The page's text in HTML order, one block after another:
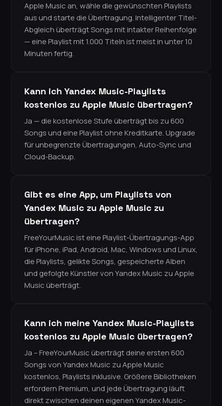
Apple Music an, wähle die gewünschten Playlists
aus und starte die Übertragung. Intelligenter Titel-
Abgleich überträgt Songs mit intakter Reihenfolge
— eine Playlist mit 1.000 Titeln ist meist in unter 10
Minuten fertig.
Kann ich Yandex Music-Playlists
kostenlos zu Apple Music übertragen?
Ja — die kostenlose Stufe überträgt bis zu 600
Songs und eine Playlist ohne Kreditkarte. Upgrade
für unbegrenzte Übertragungen, Auto-Sync und
Cloud-Backup.
Gibt es eine App, um Playlists von
Yandex Music zu Apple Music zu
übertragen?
FreeYourMusic ist eine Playlist-Übertragungs-App
für iPhone, iPad, Android, Mac, Windows und Linux,
die Playlists, gelikte Songs, gespeicherte Alben
und gefolgte Künstler von Yandex Music zu Apple
Music überträgt.
Kann ich meine Yandex Music-Playlists
kostenlos zu Apple Music übertragen?
Ja – FreeYourMusic überträgt deine ersten 600
Songs von Yandex Music zu Apple Music
kostenlos, Playlists inklusive. Größere Bibliotheken
erfordern Premium, und jede Übertragung läuft
direkt zwischen deinen eigenen Yandex Music-